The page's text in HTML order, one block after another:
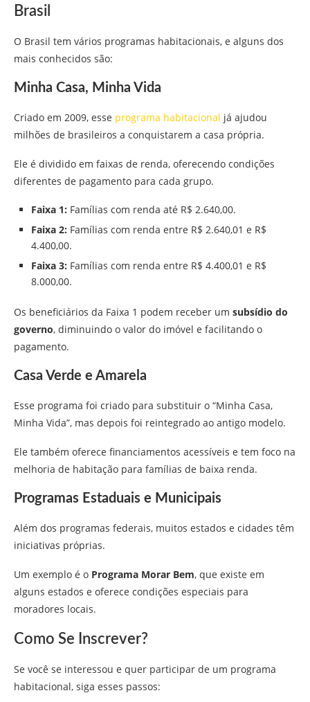
Brasil
O Brasil tem vários programas habitacionais, e alguns dos
mais conhecidos são:
Minha Casa, Minha Vida
Criado em 2009, esse programa habitacional já ajudou
milhões de brasileiros a conquistarem a casa própria.
Ele é dividido em faixas de renda, oferecendo condições
diferentes de pagamento para cada grupo.
Faixa 1: Famílias com renda até R$ 2.640,00.
Faixa 2: Famílias com renda entre R$ 2.640,01 e R$
4.400,00.
Faixa 3: Famílias com renda entre R$ 4.400,01 e R$
8.000,00.
Os beneficiários da Faixa 1 podem receber um subsídio do
governo, diminuindo o valor do imóvel e facilitando o
pagamento.
Casa Verde e Amarela
Esse programa foi criado para substituir o “Minha Casa,
Minha Vida”, mas depois foi reintegrado ao antigo modelo.
Ele também oferece financiamentos acessíveis e tem foco na
melhoria de habitação para famílias de baixa renda.
Programas Estaduais e Municipais
Além dos programas federais, muitos estados e cidades têm
iniciativas próprias.
Um exemplo é o Programa Morar Bem, que existe em
alguns estados e oferece condições especiais para
moradores locais.
Como Se Inscrever?
Se você se interessou e quer participar de um programa
habitacional, siga esses passos: